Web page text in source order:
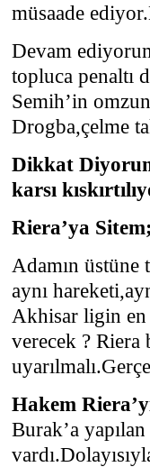
müsaade
Devam
topluca penaltı
Semih’in
Drogba,çelme
Dikkat
karsı
Riera’ya Sitem;
Adamın üstüne
aynı
Akhisar ligin en
verecek ?
Hakem
Burak’a